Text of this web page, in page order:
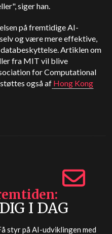
siger han.
på fremtidige AI-
og være mere effektive,
Artiklen om
fra MIT vil blive
for Computational
også af Hong Kong
I DAG
styr på AI-udviklingen med